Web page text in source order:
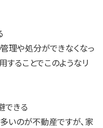
理や処分ができなくなっ
することでこのようなリ
できる
いのが不動産ですが、家